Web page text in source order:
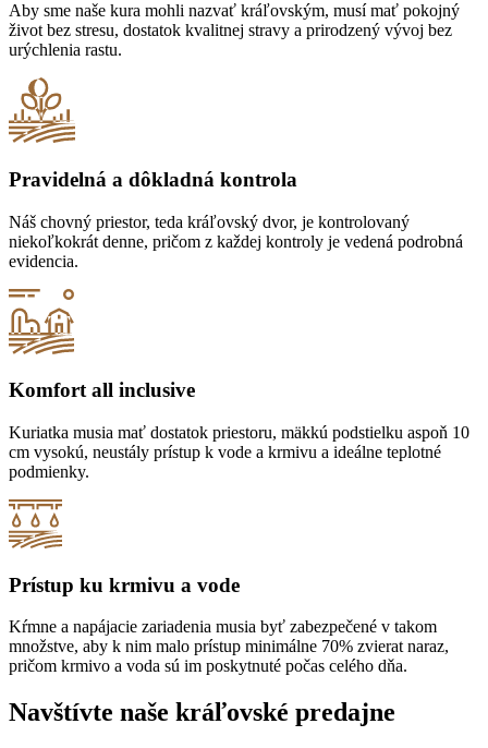
Aby sme naše kura mohli nazvať kráľovským, musí mať pokojný
život bez stresu, dostatok kvalitnej stravy a prirodzený vývoj bez
urýchlenia rastu.
Pravidelná a dôkladná kontrola
Náš chovný priestor, teda kráľovský dvor, je kontrolovaný
niekoľkokrát denne, pričom z každej kontroly je vedená podrobná
evidencia.
Komfort all inclusive
Kuriatka musia mať dostatok priestoru, mäkkú podstielku aspoň 10
cm vysokú, neustály prístup k vode a krmivu a ideálne teplotné
podmienky.
Prístup ku krmivu a vode
Kŕmne a napájacie zariadenia musia byť zabezpečené v takom
množstve, aby k nim malo prístup minimálne 70% zvierat naraz,
pričom krmivo a voda sú im poskytnuté počas celého dňa.
Navštívte naše kráľovské predajne